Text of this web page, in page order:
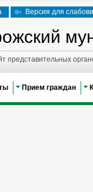
Версия для
представительных
Прием граждан